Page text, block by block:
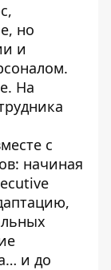
но
и
На
с
начиная
и до